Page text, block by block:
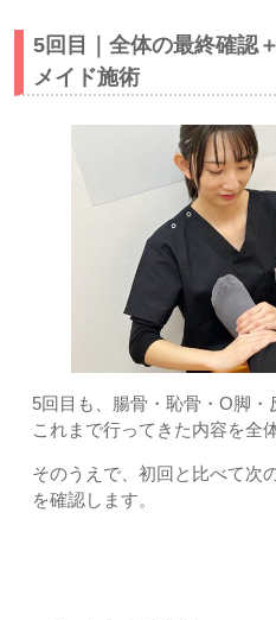
5回目｜全体の最終確認
メイド施術
5回目も、腸骨・恥骨・O脚・
これまで行ってきた内容を全
そのうえで、初回と比べて次
を確認します。